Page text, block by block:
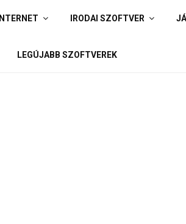
INTERNET IRODAI SZOFTVER
LEGÚJABB SZOFTVEREK